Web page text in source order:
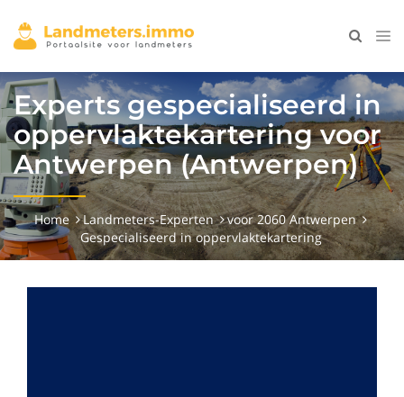
Experts gespecialiseerd in
oppervlaktekartering voor
Antwerpen (Antwerpen)
Home Landmeters-Experten
voor 2060 Antwerpen
Gespecialiseerd in oppervlaktekartering